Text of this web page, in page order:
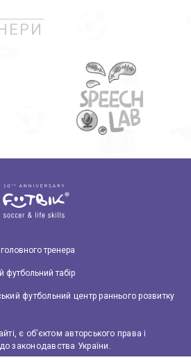
футбольний центр раннього розвитку
є об’єктом авторського права і
законодавства України.
тренера
футбольний табір